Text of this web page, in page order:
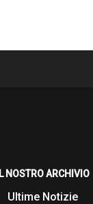
IL NOSTRO ARCHIVIO
Ultime Notizie